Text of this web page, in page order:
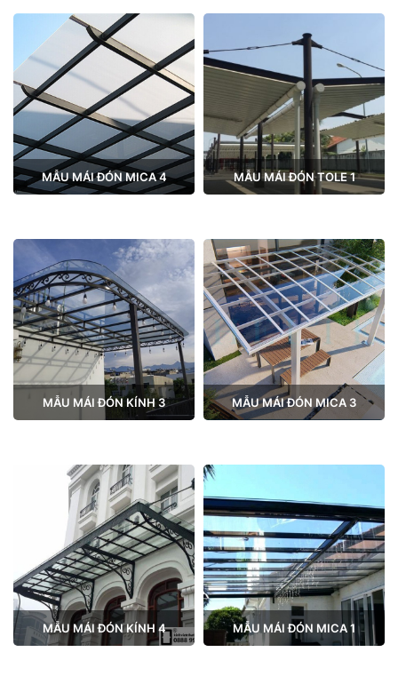
MẪU MÁI ĐÓN MICA 4 MẪU MÁI ĐÓN TOLE 1
MẪU MÁI ĐÓN KÍNH 3 MẪU MÁI ĐÓN MICA 3
MẪU MÁI ĐÓN KÍNH 4 MẪU MÁI ĐÓN MICA 1